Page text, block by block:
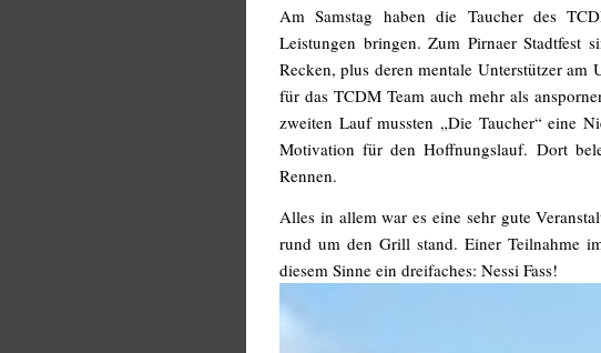
Am Samstag haben die Taucher des
Leistungen bringen. Zum Pirnaer Stadtfest
Recken, plus deren mentale Unterstützer am
für das TCDM Team auch mehr als
zweiten Lauf mussten „Die Taucher“ eine
Motivation für den Hoffnungslauf. Dort
Rennen.
Alles in allem war es eine sehr gute
rund um den Grill stand. Einer Teilnahme
diesem Sinne ein dreifaches: Nessi Fass!